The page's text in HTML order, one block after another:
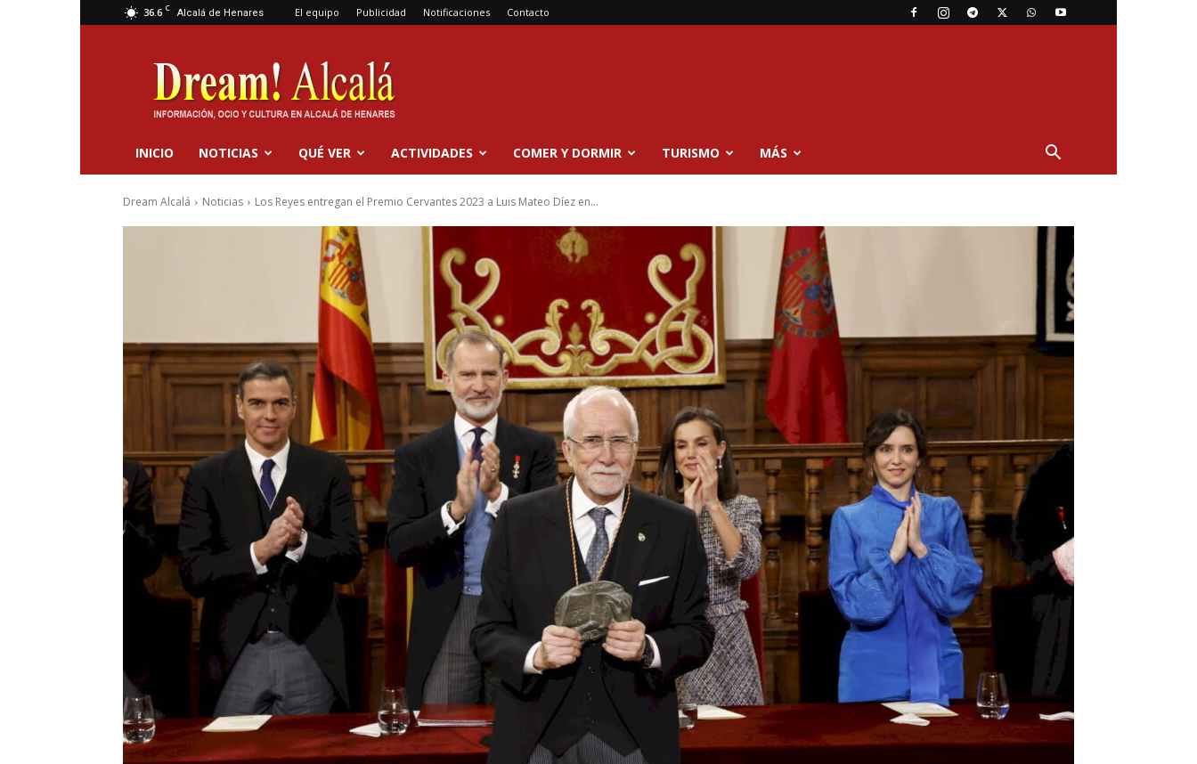
36.6 C Alcalá de Henares El equipo Publicidad Notificaciones Contacto
Dream
Alcalá
INICIO NOTICIAS QUÉ VER ACTIVIDADES COMER Y DORMIR TURISMO MÁS
Dream Alcalá Noticias Los Reyes entregan el Premio Cervantes 2023 a Luis Mateo Díez en...